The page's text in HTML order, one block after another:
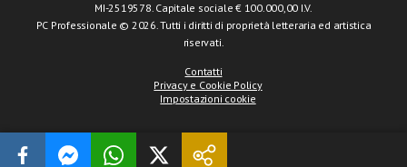
MI-2519578. Capitale sociale € 100.000,00 I.V.
PC Professionale © 2026. Tutti i diritti di proprietà letteraria ed artistica
riservati.
Contatti
Privacy e Cookie Policy
Impostazioni cookie